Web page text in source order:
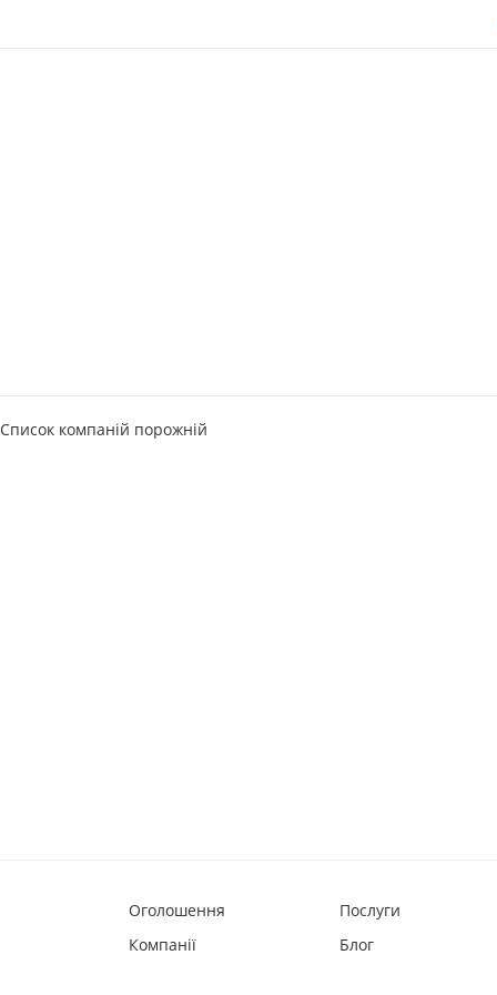
Список компаній порожній
Оголошення
Компанії
Послуги
Блог